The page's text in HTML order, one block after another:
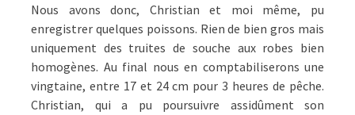
Nous avons donc, Christian et moi même, pu
enregistrer quelques poissons. Rien de bien gros mais
uniquement des truites de souche aux robes bien
homogènes. Au final nous en comptabiliserons une
vingtaine, entre 17 et 24 cm pour 3 heures de pêche.
Christian, qui a pu poursuivre assidûment son